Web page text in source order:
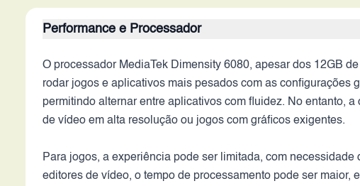
Performance e Processador
O processador MediaTek Dimensity 6080, apesar dos 12GB
rodar jogos e aplicativos mais pesados com as configurações
permitindo alternar entre aplicativos com fluidez. No entanto,
de vídeo em alta resolução ou jogos com gráficos exigentes.
Para jogos, a experiência pode ser limitada, com
editores de vídeo, o tempo de processamento pode ser